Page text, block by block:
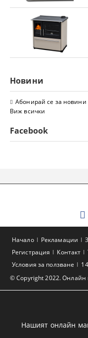
Новини
Абонирай се за новини
Виж всички
Facebook
© Copyright 2022. Онлайн
Начало Рекламации
Регистрация
Контакт
Условия за ползване
Нашият онлайн